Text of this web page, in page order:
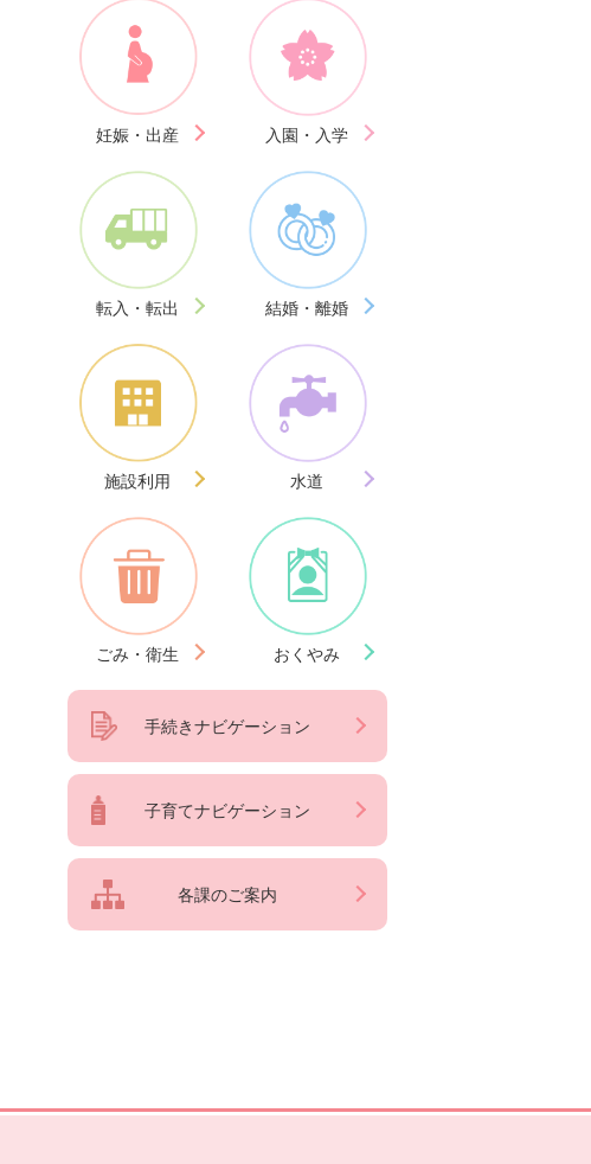
妊娠・出産 入園・入学
転入・転出 結婚・離婚
施設利用 水道
ごみ・衛生 おくやみ
手続きナビゲーション
子育てナビゲーション
各課のご案内